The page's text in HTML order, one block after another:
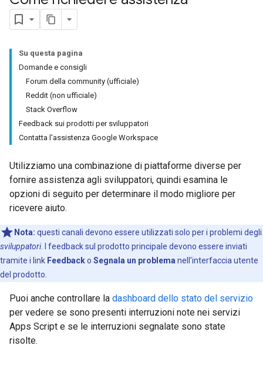
Su questa pagina
Domande e consigli
Forum della community (ufficiale)
Reddit (non ufficiale)
Stack Overflow
Feedback sui prodotti per sviluppatori
Contatta l'assistenza Google Workspace
Utilizziamo una combinazione di piattaforme diverse per
fornire assistenza agli sviluppatori, quindi esamina le
opzioni di seguito per determinare il modo migliore per
ricevere aiuto.
Nota: questi canali devono essere utilizzati solo per i problemi degli
sviluppatori. I feedback sul prodotto principale devono essere inviati
tramite i link Feedbacko Segnala un problema nell'interfaccia utente
del prodotto.
Puoi anche controllare la dashboard dello stato del servizio
per vedere se sono presenti interruzioni note nei servizi
Apps Script e se le interruzioni segnalate sono state
risolte.